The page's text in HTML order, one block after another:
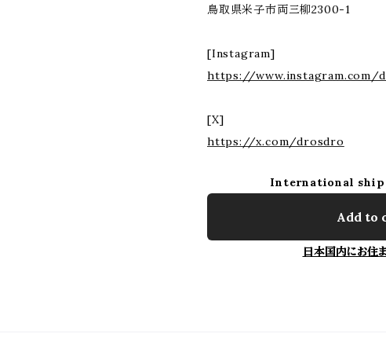
鳥取県米子市両三柳2300-1
[Instagram]
https://www.instagram.com/
[X]
https://x.com/drosdro
International
Add to
日本国内にお住